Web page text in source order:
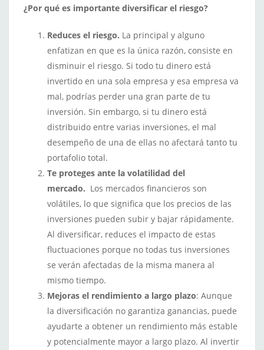
¿Por qué es importante diversificar el riesgo?
Reduces el riesgo. La principal y alguno
enfatizan en que es la única razón, consiste en
disminuir el riesgo. Si todo tu dinero está
invertido en una sola empresa y esa empresa va
mal, podrías perder una gran parte de tu
inversión. Sin embargo, si tu dinero está
distribuido entre varias inversiones, el mal
desempeño de una de ellas no afectará tanto tu
portafolio total.
Te proteges ante la volatilidad del
mercado. Los mercados financieros son
volátiles, lo que significa que los precios de las
inversiones pueden subir y bajar rápidamente.
Al diversificar, reduces el impacto de estas
fluctuaciones porque no todas tus inversiones
se verán afectadas de la misma manera al
mismo tiempo.
Mejoras el rendimiento a largo plazo: Aunque
la diversificación no garantiza ganancias, puede
ayudarte a obtener un rendimiento más estable
y potencialmente mayor a largo plazo. Al invertir